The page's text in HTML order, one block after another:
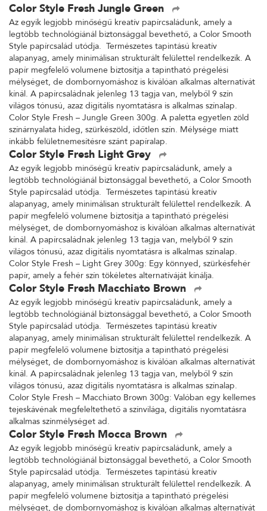
Color Style Fresh Jungle Green
Az egyik legjobb minőségű kreatív papírcsaládunk, amely a
legtöbb technológiánál biztonsággal bevethető, a Color Smooth
Style papírcsalád utódja. Természetes tapintású kreatív
alapanyag, amely minimálisan strukturált felülettel rendelkezik. A
papír megfelelő volumene biztosítja a tapintható prégelési
mélységet, de dombornyomáshoz is kiválóan alkalmas alternatívát
kínál. A papírcsaládnak jelenleg 13 tagja van, melyből 9 szín
világos tónusú, azaz digitális nyomtatásra is alkalmas színalap.
Color Style Fresh – Jungle Green 300g. A paletta egyetlen zöld
színárnyalata hideg, szürkészöld, időtlen szín. Mélysége miatt
inkább felületnemesítésre szánt papíralap.
Color Style Fresh Light Grey
Az egyik legjobb minőségű kreatív papírcsaládunk, amely a
legtöbb technológiánál biztonsággal bevethető, a Color Smooth
Style papírcsalád utódja. Természetes tapintású kreatív
alapanyag, amely minimálisan strukturált felülettel rendelkezik. A
papír megfelelő volumene biztosítja a tapintható prégelési
mélységet, de dombornyomáshoz is kiválóan alkalmas alternatívát
kínál. A papírcsaládnak jelenleg 13 tagja van, melyből 9 szín
világos tónusú, azaz digitális nyomtatásra is alkalmas színalap.
Color Style Fresh – Light Grey 300g: Egy könnyed, szürkésfehér
papír, amely a fehér szín tökéletes alternatíváját kínálja.
Color Style Fresh Macchiato Brown
Az egyik legjobb minőségű kreatív papírcsaládunk, amely a
legtöbb technológiánál biztonsággal bevethető, a Color Smooth
Style papírcsalád utódja. Természetes tapintású kreatív
alapanyag, amely minimálisan strukturált felülettel rendelkezik. A
papír megfelelő volumene biztosítja a tapintható prégelési
mélységet, de dombornyomáshoz is kiválóan alkalmas alternatívát
kínál. A papírcsaládnak jelenleg 13 tagja van, melyből 9 szín
világos tónusú, azaz digitális nyomtatásra is alkalmas színalap.
Color Style Fresh – Macchiato Brown 300g: Valóban egy kellemes
tejeskávénak megfeleltethető a színvilága, digitális nyomtatásra
alkalmas színmélységet ad.
Color Style Fresh Mocca Brown
Az egyik legjobb minőségű kreatív papírcsaládunk, amely a
legtöbb technológiánál biztonsággal bevethető, a Color Smooth
Style papírcsalád utódja. Természetes tapintású kreatív
alapanyag, amely minimálisan strukturált felülettel rendelkezik. A
papír megfelelő volumene biztosítja a tapintható prégelési
mélységet, de dombornyomáshoz is kiválóan alkalmas alternatívát